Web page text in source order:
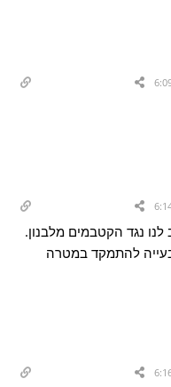
נגד הקטבמים מלבנון.
בעייה להתמקד במטרה